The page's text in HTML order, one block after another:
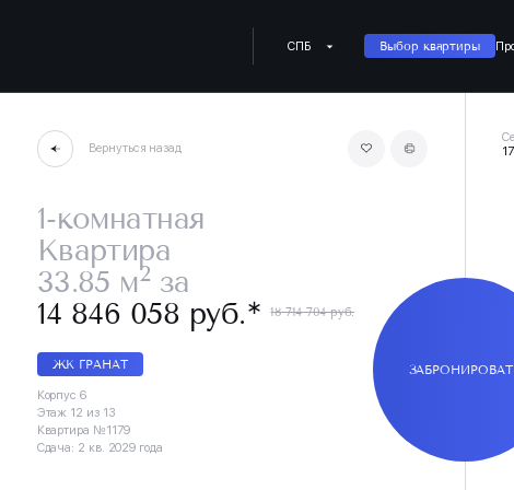
СПБ Выбор квартиры
Вернуться назад
1-комнатная
Квартира
33.85 м2за
14 846 058 руб.∗ 18 714 704 руб.
ЖК ГРАНАТ
Корпус 6
Этаж 12 из 13
Квартира №1179
Сдача: 2 кв. 2029 года